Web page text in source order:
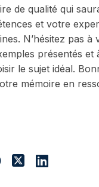
de qualité qui
et votre
N’hésitez pas à
présentés et
le sujet idéal.
mémoire en